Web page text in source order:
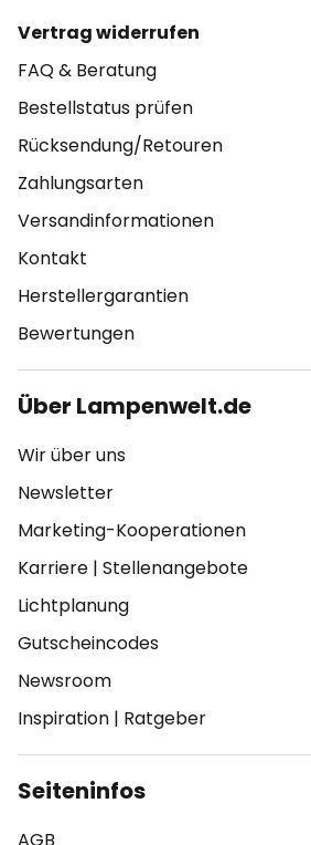
Vertrag widerrufen
FAQ & Beratung
Bestellstatus prüfen
Rücksendung/Retouren
Zahlungsarten
Versandinformationen
Kontakt
Herstellergarantien
Bewertungen
Über Lampenwelt.de
Wir über uns
Newsletter
Marketing-Kooperationen
Karriere | Stellenangebote
Lichtplanung
Gutscheincodes
Newsroom
Inspiration | Ratgeber
Seiteninfos